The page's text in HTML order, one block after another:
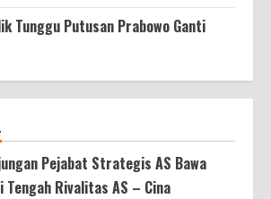
Tunggu Putusan Prabowo Ganti
Pejabat Strategis AS Bawa
Tengah Rivalitas AS – Cina